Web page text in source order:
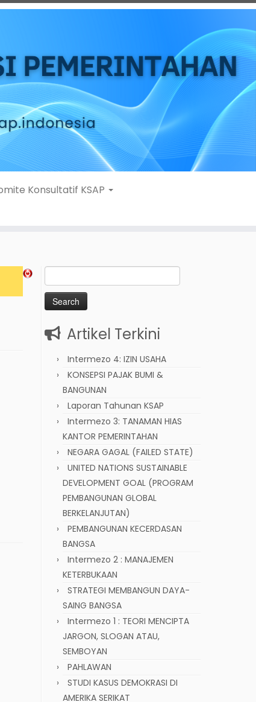
Konsultatif KSAP
Search
for:
Artikel Terkini
Intermezo 4: IZIN USAHA
KONSEPSI PAJAK BUMI &
BANGUNAN
Laporan Tahunan KSAP
Intermezo 3: TANAMAN HIAS
KANTOR PEMERINTAHAN
NEGARA GAGAL (FAILED STATE)
UNITED NATIONS SUSTAINABLE
DEVELOPMENT GOAL (PROGRAM
PEMBANGUNAN GLOBAL
BERKELANJUTAN)
PEMBANGUNAN KECERDASAN
BANGSA
Intermezo 2 : MANAJEMEN
KETERBUKAAN
STRATEGI MEMBANGUN DAYA-
SAING BANGSA
Intermezo 1 : TEORI MENCIPTA
JARGON, SLOGAN ATAU,
SEMBOYAN
PAHLAWAN
STUDI KASUS DEMOKRASI DI
AMERIKA SERIKAT